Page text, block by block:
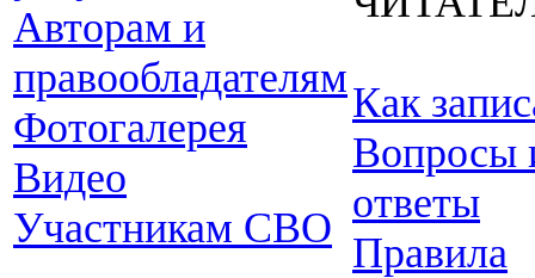
Авторам и
правообладателям
Фотогалерея
Видео
Участникам СВО
Как
Вопросы
ответы
Правила